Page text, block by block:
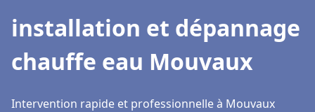
installation et dépannage
chauffe eau Mouvaux
Intervention rapide et professionnelle à Mouvaux